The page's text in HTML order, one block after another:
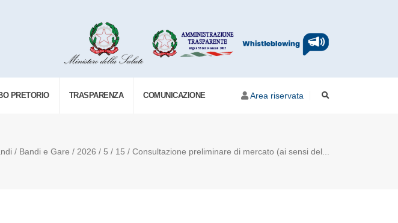
PRETORIO TRASPARENZA COMUNICAZIONE Area riservata
/ Bandi e Gare / 2026 / 5 / 15 / Consultazione preliminare di mercato (ai sensi del...